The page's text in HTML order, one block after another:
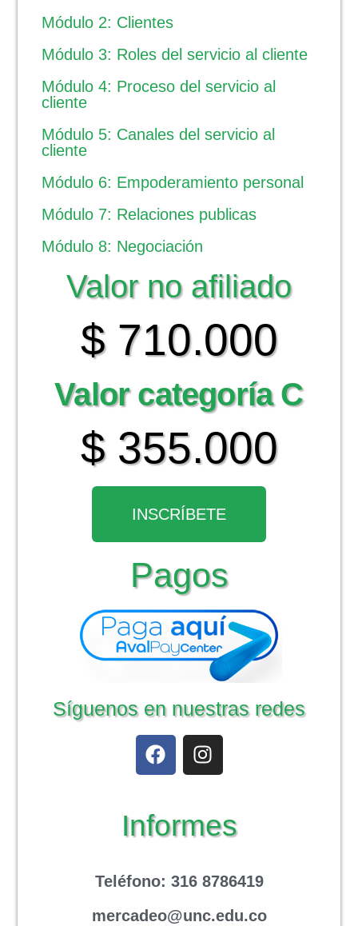
Módulo 2: Clientes
Módulo 3: Roles del servicio al cliente
Módulo 4: Proceso del servicio al
cliente
Módulo 5: Canales del servicio al
cliente
Módulo 6: Empoderamiento personal
Módulo 7: Relaciones publicas
Módulo 8: Negociación
Valor no afiliado
$ 710.000
Valor categoría C
$ 355.000
INSCRÍBETE
Pagos
Síguenos en nuestras redes
Informes
Teléfono: 316 8786419
mercadeo@unc.edu.co